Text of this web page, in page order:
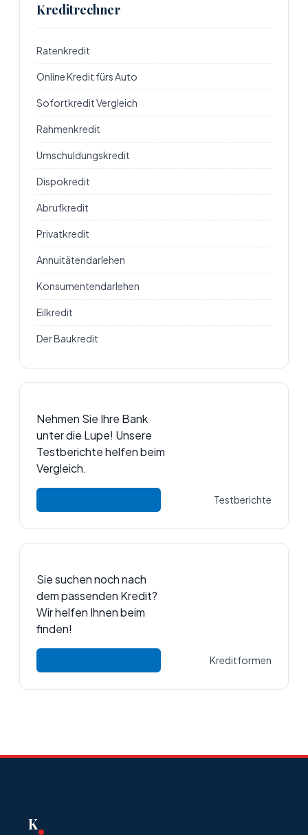
Kreditrechner
Ratenkredit
Online Kredit fürs Auto
Sofortkredit Vergleich
Rahmenkredit
Umschuldungskredit
Dispokredit
Abrufkredit
Privatkredit
Annuitätendarlehen
Konsumentendarlehen
Eilkredit
Der Baukredit
Nehmen Sie Ihre Bank
unter die Lupe! Unsere
Testberichte helfen beim
Vergleich.
Testberichte
Sie suchen noch nach
dem passenden Kredit?
Wir helfen Ihnen beim
finden!
Kreditformen
K